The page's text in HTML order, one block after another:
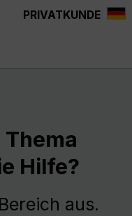
PRIVATKUNDE
Hilfe?
aus.